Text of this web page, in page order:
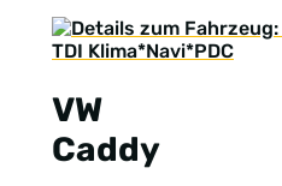
VW
Caddy